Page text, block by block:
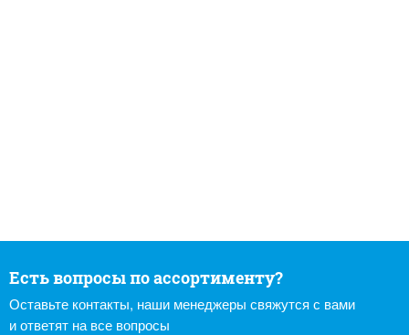
Есть вопросы по ассортименту?
Оставьте контакты, наши менеджеры свяжутся с вами
и ответят на все вопросы